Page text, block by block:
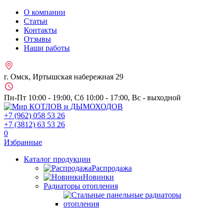
О компании
Статьи
Контакты
Отзывы
Наши работы
г. Омск, Иртышская набережная 29
Пн-Пт 10:00 - 19:00, Сб 10:00 - 17:00, Вс - выходной
+7 (962) 058 53 26
+7 (3812) 63 53 26
0
Избранные
Каталог продукции
Распродажа
Новинки
Радиаторы отопления